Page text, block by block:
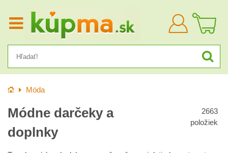
Prihlásiť
sa
Úvod Móda
Módne darčeky a
doplnky
2663
položiek